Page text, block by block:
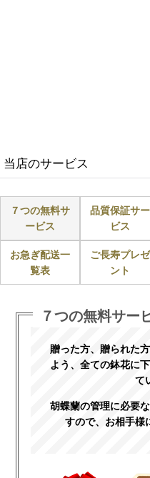
当店のサービス
７つの無料サ
ービス
品質保証サー
ビス
お急ぎ配送一
覧表
ご長寿プレゼ
ント
７つの無料サー
贈った方、贈られた
よう、全ての鉢花に
て
胡蝶蘭の管理に必要
すので、お相手様